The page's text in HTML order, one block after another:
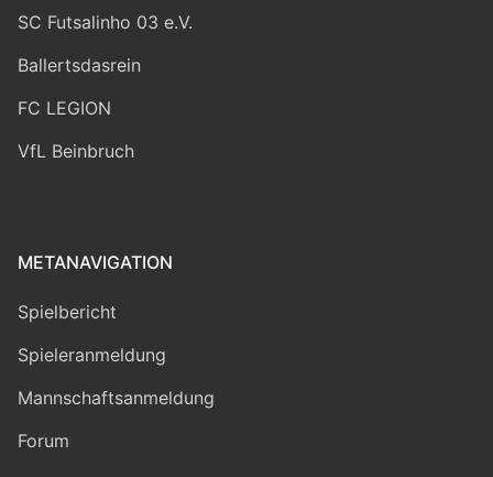
SC Futsalinho 03 e.V.
Ballertsdasrein
FC LEGION
VfL Beinbruch
METANAVIGATION
Spielbericht
Spieleranmeldung
Mannschaftsanmeldung
Forum